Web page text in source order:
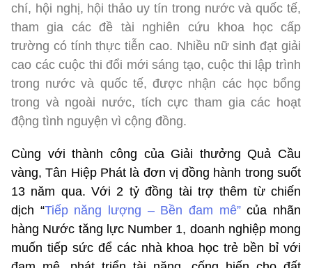
chí, hội nghị, hội thảo uy tín trong nước và quốc tế,
tham gia các đề tài nghiên cứu khoa học cấp
trường có tính thực tiễn cao. Nhiều nữ sinh đạt giải
cao các cuộc thi đổi mới sáng tạo, cuộc thi lập trình
trong nước và quốc tế, được nhận các học bổng
trong và ngoài nước, tích cực tham gia các hoạt
động tình nguyện vì cộng đồng.
Cùng với thành công của Giải thưởng Quả Cầu
vàng, Tân Hiệp Phát là đơn vị đồng hành trong suốt
13 năm qua. Với 2 tỷ đồng tài trợ thêm từ chiến
dịch “Tiếp năng lượng – Bền đam mê”của nhãn
hàng Nước tăng lực Number 1, doanh nghiệp mong
muốn tiếp sức để các nhà khoa học trẻ bền bỉ với